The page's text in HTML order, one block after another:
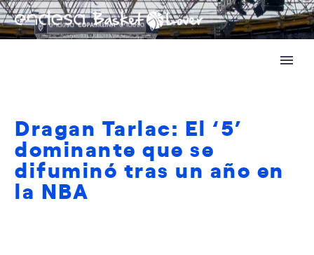
Dragan Tarlac: El ‘5’
dominante que se
difuminó tras un año en
la NBA